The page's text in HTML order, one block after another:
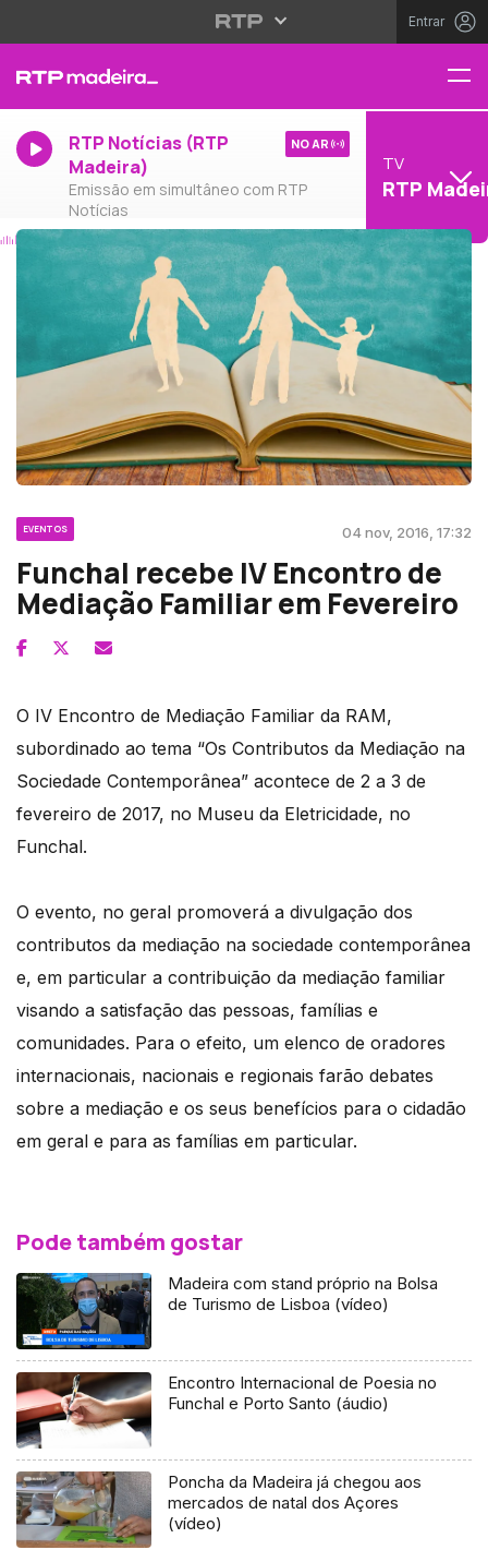
Entrar
RTP Notícias (RTP
Madeira)
Emissão em simultâneo com RTP
Notícias
NO AR
TV
RTP
EVENTOS 04 nov, 2016, 17:32
Funchal recebe IV Encontro de
Mediação Familiar em Fevereiro
O IV Encontro de Mediação Familiar da RAM,
subordinado ao tema “Os Contributos da Mediação na
Sociedade Contemporânea” acontece de 2 a 3 de
fevereiro de 2017, no Museu da Eletricidade, no
Funchal.
O evento, no geral promoverá a divulgação dos
contributos da mediação na sociedade contemporânea
e, em particular a contribuição da mediação familiar
visando a satisfação das pessoas, famílias e
comunidades. Para o efeito, um elenco de oradores
internacionais, nacionais e regionais farão debates
sobre a mediação e os seus benefícios para o cidadão
em geral e para as famílias em particular.
Pode também gostar
Madeira com stand próprio na Bolsa
de Turismo de Lisboa (vídeo)
Encontro Internacional de Poesia no
Funchal e Porto Santo (áudio)
Poncha da Madeira já chegou aos
mercados de natal dos Açores
(vídeo)